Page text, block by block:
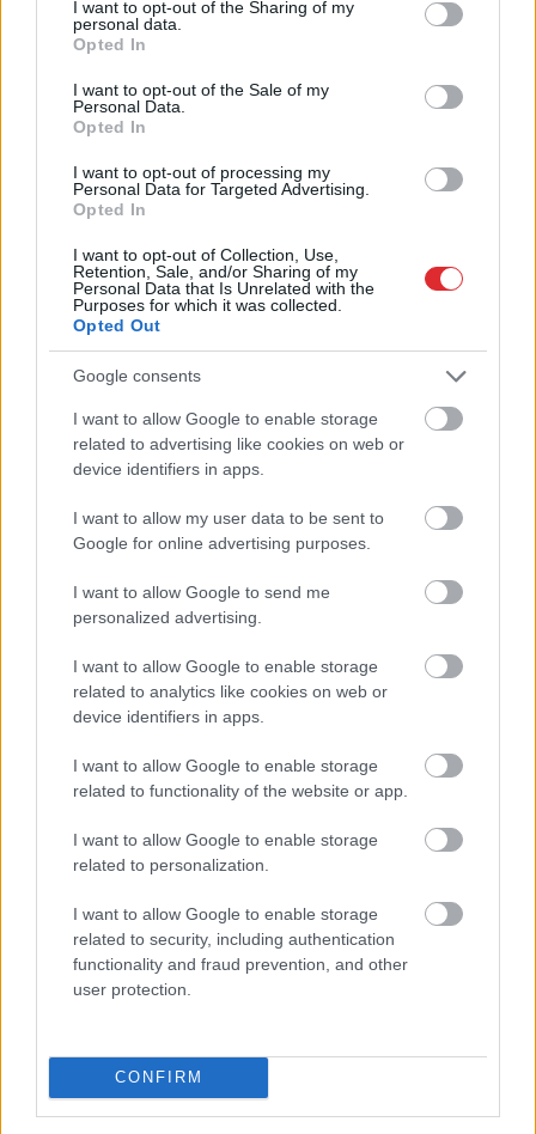
not limited to your visit or usage behaviour. You may click to
grant or deny consent to Google and its third-party tags to
use your data for below specified purposes in below Google
consent section.
I want to opt-out of the Sharing of my
personal data.
Opted In
I want to opt-out of the Sale of my
Personal Data.
Opted In
I want to opt-out of processing my
Personal Data for Targeted Advertising.
Opted In
I want to opt-out of Collection, Use,
Retention, Sale, and/or Sharing of my
Personal Data that Is Unrelated with the
Purposes for which it was collected.
Opted Out
Google consents
I want to allow Google to enable storage
related to advertising like cookies on web or
device identifiers in apps.
I want to allow my user data to be sent to
Google for online advertising purposes.
I want to allow Google to send me
personalized advertising.
I want to allow Google to enable storage
related to analytics like cookies on web or
device identifiers in apps.
I want to allow Google to enable storage
related to functionality of the website or app.
I want to allow Google to enable storage
related to personalization.
I want to allow Google to enable storage
related to security, including authentication
functionality and fraud prevention, and other
user protection.
CONFIRM
daudzi! Pēc “Maxima”
apmeklējuma klients
brīdina citus
autovadītājus
neuzkāpt uz tā paša
grābekļa
atkal jauns pierādījums
– mūsu pētnieks
izstrādājis vakcīnu pret
“Vai tas ir normāli?”
Guntars veikalā nopērk
tomātu, taču, pārgriežot to
uz pusēm, viņu sagaida
pārsteigums
Atcelt Ziņot